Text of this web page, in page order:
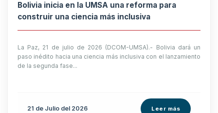
Bolivia inicia en la UMSA una reforma para
construir una ciencia más inclusiva
La Paz, 21 de julio de 2026 (DCOM-UMSA).- Bolivia dará un
paso inédito hacia una ciencia más inclusiva con el lanzamiento
de la segunda fase...
21 de Julio del 2026 Leer más